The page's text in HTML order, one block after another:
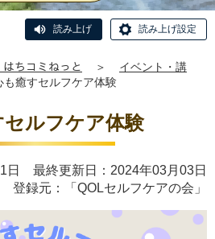
読み上げ 読み上げ設定
ちコミねっと ＞
イベント・講
も癒すセルフケア体験
ルフケア体験
日 最終更新日：2024年03月03日
登録元：「QOLセルフケアの会」